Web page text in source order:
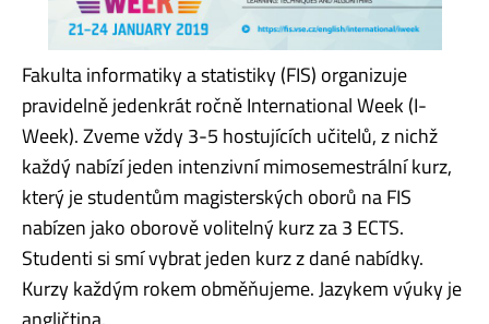
Fakulta informatiky a statistiky (FIS) organizuje
pravidelně jedenkrát ročně International Week (I-
Week). Zveme vždy 3-5 hostujících učitelů, z nichž
každý nabízí jeden intenzivní mimosemestrální kurz,
který je studentům magisterských oborů na FIS
nabízen jako oborově volitelný kurz za 3 ECTS.
Studenti si smí vybrat jeden kurz z dané nabídky.
Kurzy každým rokem obměňujeme. Jazykem výuky je